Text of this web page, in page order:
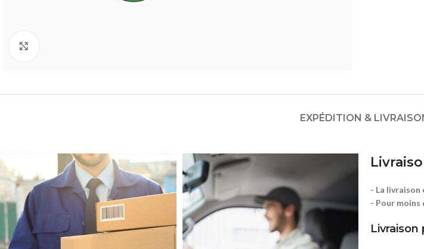
EXPÉDITION &
- La
- Pour moins
Livraison